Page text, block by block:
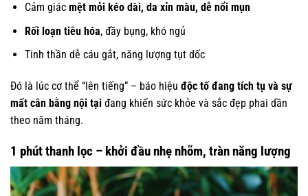
Cảm giác mệt mỏi kéo dài, da xỉn màu, dễ nổi mụn
Rối loạn tiêu hóa, đầy bụng, khó ngủ
Tinh thần dễ cáu gắt, năng lượng tụt dốc
Đó là lúc cơ thể “lên tiếng” – báo hiệu độc tố đang tích tụ và sự
mất cân bằng nội tại đang khiến sức khỏe và sắc đẹp phai dần
theo năm tháng.
1 phút thanh lọc – khởi đầu nhẹ nhõm, tràn năng lượng